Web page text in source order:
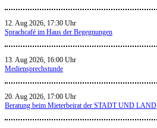
12. Aug 2026, 17:30 Uhr
Sprachcafé im Haus der Begegnungen
13. Aug 2026, 16:00 Uhr
Mediensprechstunde
20. Aug 2026, 17:00 Uhr
Beratung beim Mieterbeirat der STADT UND LAND